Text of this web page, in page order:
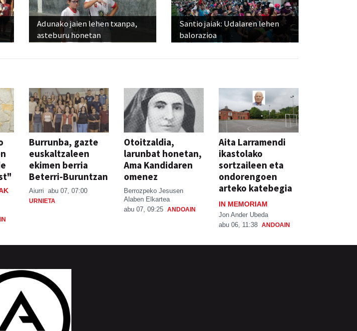
Adunako jaien lehen txanpa,
asteburu honetan
Santio jaiak: Udalaren lehen
balorazioa
Burrunba, gazte
euskaltzaleen
ekimen berria
Beterri-Buruntzan
Aiurri abu 07, 07:00
URNIETA
Otoitzaldia,
larunbat honetan,
Ama Kandidaren
omenez
Berrozpeko Jesusen
Alaben Elkartea
abu 07, 09:25 ANDOAIN
Aita Larramendi
ikastolako
sortzaileen eta
ondorengoen
arteko katebegia
IN MEMORIAM
Jon Ander Ubeda
abu 06, 11:38 ANDOAIN